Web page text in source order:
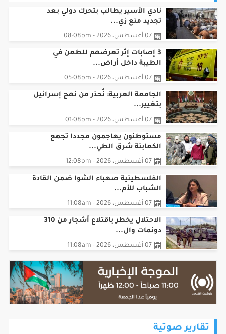
نادي الأسير يطالب بتحرك دولي بعد
تجديد منع زي...
07 أغسطس، 2026 - 08:08pm
3 إصابات إثر تعرضهم للطعن في
الطيبة داخل أراض...
07 أغسطس، 2026 - 05:08pm
الجامعة العربية: نُحذر من نهج إسرائيل
بتغيير...
07 أغسطس، 2026 - 01:08pm
مستوطنون يهاجمون مجددا تجمع
الكعابنة شرق الطي...
07 أغسطس، 2026 - 12:08pm
الفلسطينية صهباء الشوا ضمن القادة
الشباب للأم...
07 أغسطس، 2026 - 11:08am
الاحتلال يخطر باقتلاع أشجار من 310
دونمات وال...
07 أغسطس، 2026 - 11:08am
تقارير صوتية